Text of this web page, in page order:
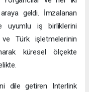
geldi. İmzalanan
uyumlu iş birliklerini
ve Türk işletmelerinin
küresel ölçekte
dile getiren Interlink